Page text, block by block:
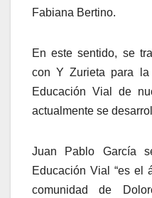
Fabiana Bertino.
En este sentido, se
con Y Zurieta para la
Educación Vial de
actualmente se
Juan Pablo García
Educación Vial “es el
comunidad de